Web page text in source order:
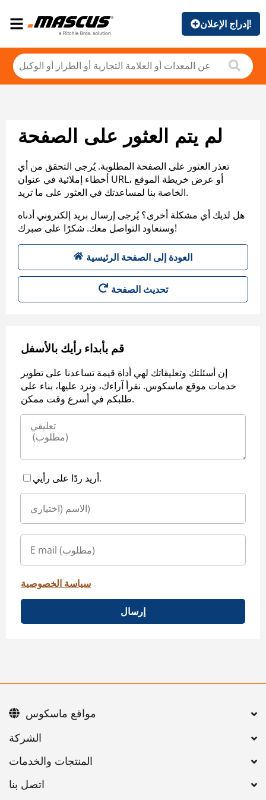
إدراج الإعلان!
لم يتم العثور على الصفحة
تعذر العثور على الصفحة المطلوبة. يُرجى التحقق من أي
أخطاء إملائية في عنوان URL، أو عرض خريطة الموقع
الخاصة بنا لمساعدتك في العثور على ما تريد.
هل لديك أي مشكلة أخرى؟ يُرجى إرسال بريد إلكتروني أدناه
وسنعاود التواصل معك. شكرًا على صبرك!
العودة إلى الصفحة الرئيسية
تحديث الصفحة
قم بأبداء رأيك بالأسفل
إن أسئلتك وتعليقاتك لهي أداة قيمة تساعدنا على تطوير
خدمات موقع ماسكوس. نقرأ آراءك، ونرد عليها، بناء على
طلبكم في أسرع وقت ممكن.
أريد ردًا على رأيي.
سياسة الخصوصية
إرسال
اتصل بنا
مواقع ماسكوس